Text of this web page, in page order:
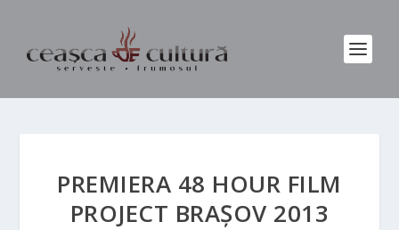
PREMIERA 48 HOUR FILM
PROJECT BRAȘOV 2013